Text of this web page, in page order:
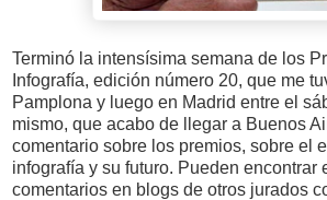
Terminó la intensísima semana de los
Infografía, edición número 20, que me
Pamplona y luego en Madrid entre el
mismo, que acabo de llegar a Buenos
comentario sobre los premios, sobre el
infografía y su futuro. Pueden encontrar
comentarios en blogs de otros jurados